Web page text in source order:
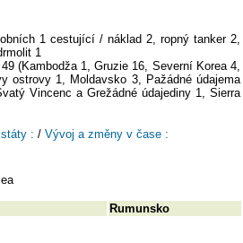
1 cestující / náklad 2, ropný tanker 2,
1
(Kambodža 1, Gruzie 16, Severní Korea 4,
ostrovy 1, Moldavsko 3, Pažádné údajema
Vincenc a Grežádné údajediny 1, Sierra
: / Vývoj a změny v čase :
Rumunsko